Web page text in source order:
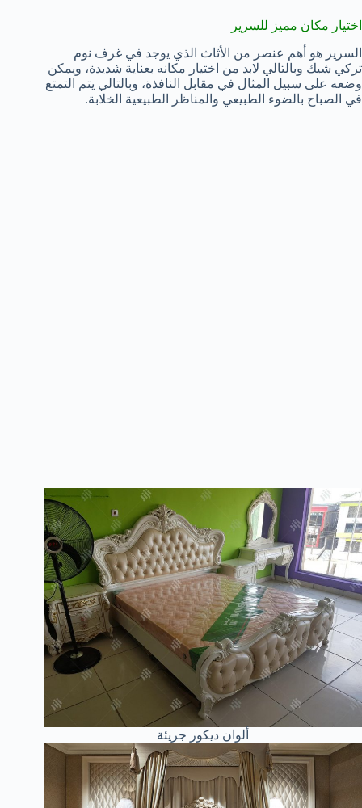
اختيار مكان مميز للسرير
السرير هو أهم عنصر من الأثاث الذي يوجد في غرف نوم
تركي شيك وبالتالي لابد من اختيار مكانه بعناية شديدة، ويمكن
وضعه على سبيل المثال في مقابل النافذة، وبالتالي يتم التمتع
في الصباح بالضوء الطبيعي والمناظر الطبيعية الخلابة.
ألوان ديكور جريئة